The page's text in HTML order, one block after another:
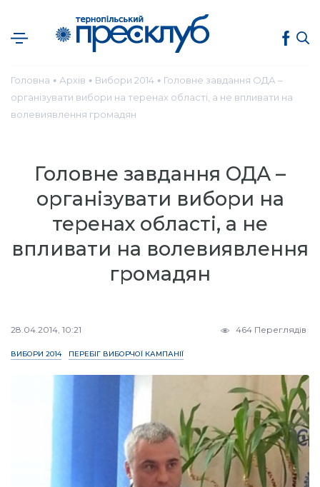
Головна ● Архів ● Вибори 2014 ● Головне завдання ОДА –
організувати вибори на теренах області, а не впливати на
волевиявлення громадян
Головне завдання ОДА –
організувати вибори на
теренах області, а не
впливати на волевиявлення
громадян
28.04.2014, 10:21 464 Переглядів
ВИБОРИ 2014 ПЕРЕБІГ ВИБОРЧОЇ КАМПАНІЇ